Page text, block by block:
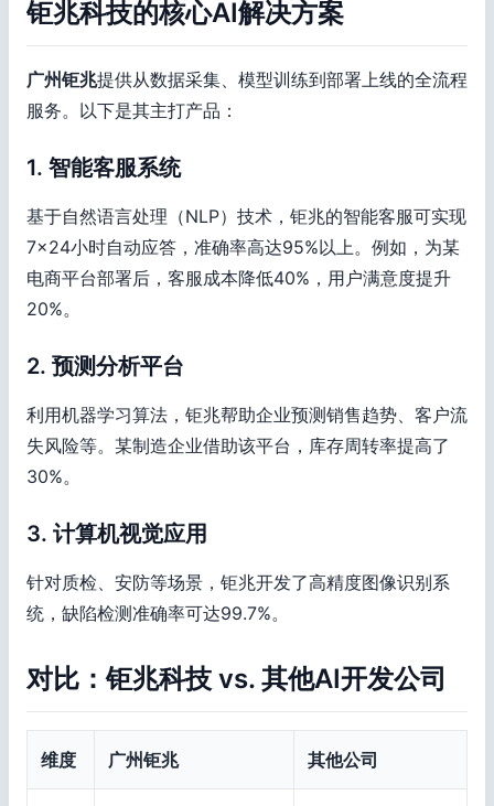
钜兆科技的核心AI解决方案
广州钜兆提供从数据采集、模型训练到部署上线的全流程
服务。以下是其主打产品：
1. 智能客服系统
基于自然语言处理（NLP）技术，钜兆的智能客服可实现
7×24小时自动应答，准确率高达95%以上。例如，为某
电商平台部署后，客服成本降低40%，用户满意度提升
20%。
2. 预测分析平台
利用机器学习算法，钜兆帮助企业预测销售趋势、客户流
失风险等。某制造企业借助该平台，库存周转率提高了
30%。
3. 计算机视觉应用
针对质检、安防等场景，钜兆开发了高精度图像识别系
统，缺陷检测准确率可达99.7%。
对比：钜兆科技 vs. 其他AI开发公司
维度 广州钜兆 其他公司